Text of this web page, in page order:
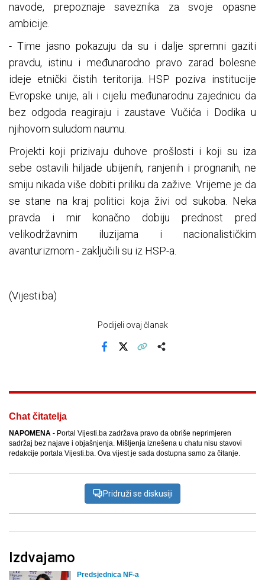
navode, prepoznaje saveznika za svoje opasne
ambicije.
- Time jasno pokazuju da su i dalje spremni gaziti
pravdu, istinu i međunarodno pravo zarad bolesne
ideje etnički čistih teritorija. HSP poziva institucije
Evropske unije, ali i cijelu međunarodnu zajednicu da
bez odgoda reagiraju i zaustave Vučića i Dodika u
njihovom suludom naumu.
Projekti koji prizivaju duhove prošlosti i koji su iza
sebe ostavili hiljade ubijenih, ranjenih i prognanih, ne
smiju nikada više dobiti priliku da zažive. Vrijeme je da
se stane na kraj politici koja živi od sukoba. Neka
pravda i mir konačno dobiju prednost pred
velikodržavnim iluzijama i nacionalističkim
avanturizmom - zaključili su iz HSP-a.
(Vijesti.ba)
Podijeli ovaj članak
Chat čitatelja
NAPOMENA - Portal Vijesti.ba zadržava pravo da obriše neprimjeren
sadržaj bez najave i objašnjenja. Mišljenja iznešena u chatu nisu stavovi
redakcije portala Vijesti.ba. Ova vijest je sada dostupna samo za čitanje.
Pridruži se diskusiji
Izdvajamo
Predsjednica NF-a